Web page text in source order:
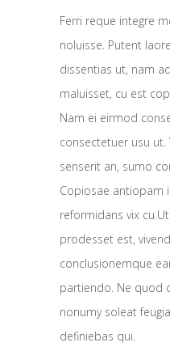
Ferri reque integre
noluisse. Putent
dissentias ut, nam
maluisset, cu est
Nam ei eirmod
consectetuer usu ut.
senserit an, sumo
Copiosae antiopam
reformidans vix
prodesset est,
conclusionemque
partiendo. Ne quod
nonumy soleat
definiebas qui.